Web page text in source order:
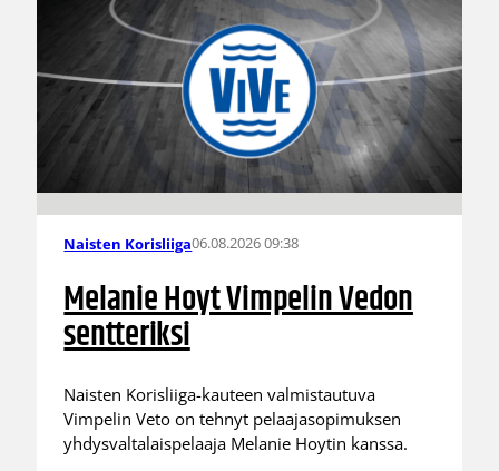
Naisten Korisliiga06.08.2026 09:38
Melanie Hoyt Vimpelin Vedon
sentteriksi
Naisten Korisliiga-kauteen valmistautuva
Vimpelin Veto on tehnyt pelaajasopimuksen
yhdysvaltalaispelaaja Melanie Hoytin kanssa.